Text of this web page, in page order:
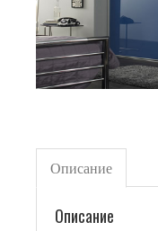
Описание
Описание